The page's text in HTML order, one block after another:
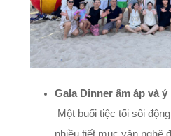
Gala Dinner ấm áp và ý
Một buổi tiệc tối sôi